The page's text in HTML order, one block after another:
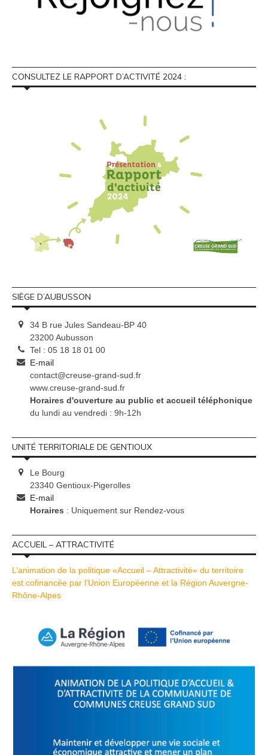
CONSULTEZ LE RAPPORT D’ACTIVITÉ 2024 :
SIÈGE D’AUBUSSON
34 B rue Jules Sandeau-BP 40
23200 Aubusson
Tel : 05 18 18 01 00
E-mail
contact@creuse-grand-sud.fr
www.creuse-grand-sud.fr
Horaires d'ouverture au public et accueil téléphonique
du lundi au vendredi : 9h-12h
UNITÉ TERRITORIALE DE GENTIOUX
Le Bourg
23340 Gentioux-Pigerolles
E-mail
Horaires : Uniquement sur Rendez-vous
ACCUEIL – ATTRACTIVITÉ
L’animation de la politique «Accueil – Attractivité» du territoire
est cofinancée par l’Union Européenne et la Région Auvergne-
Rhône-Alpes